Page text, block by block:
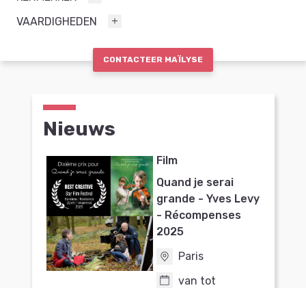
VAARDIGHEDEN
CONTACTEER MAÏLYSE
Nieuws
Film
Quand je serai
grande - Yves Levy
- Récompenses
2025
Paris
van tot